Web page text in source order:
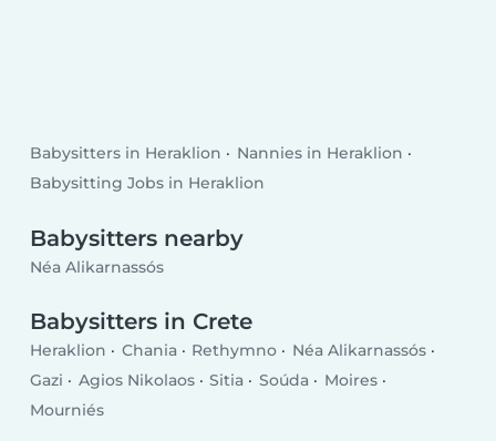
Babysitters in Heraklion
Nannies in Heraklion
Babysitting Jobs in Heraklion
Babysitters nearby
Néa Alikarnassós
Babysitters in Crete
Heraklion Chania Rethymno
Néa Alikarnassós
Gazi
Agios Nikolaos Sitia Soúda
Moires
Mourniés